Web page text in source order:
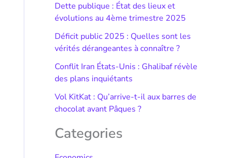
Dette publique : État des lieux et
évolutions au 4ème trimestre 2025
Déficit public 2025 : Quelles sont les
vérités dérangeantes à connaître ?
Conflit Iran États-Unis : Ghalibaf révèle
des plans inquiétants
Vol KitKat : Qu’arrive-t-il aux barres de
chocolat avant Pâques ?
Categories